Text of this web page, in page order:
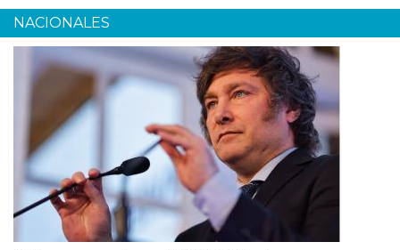
NACIONALES